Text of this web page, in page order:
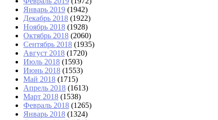
Январь 2019 (1942)
Декабрь 2018 (1922)
Ноябрь 2018 (1928)
Октябрь 2018 (2060)
Сентябрь 2018 (1935)
Август 2018 (1720)
Июль 2018 (1593)
Июнь 2018 (1553)
Май 2018 (1715)
Апрель 2018 (1613)
Март 2018 (1538)
Февраль 2018 (1265)
Январь 2018 (1324)